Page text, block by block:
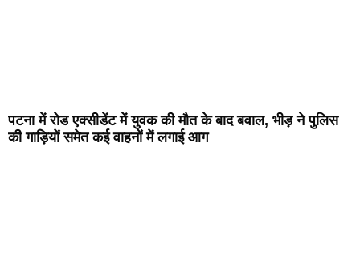
पटना में रोड एक्सीडेंट में युवक की मौत के बाद बवाल, भीड़ ने पुलिस
की गाड़ियों समेत कई वाहनों में लगाई आग